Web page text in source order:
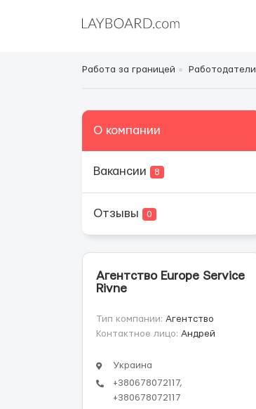
Работа за границей Работодатели
О компании
Вакансии 8
Отзывы 0
Агентство Europe Service
Rivne
Тип компании: Агентство
Контактное лицо: Андрей
Украина
+380678072117,
+380678072117